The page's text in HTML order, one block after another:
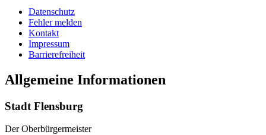
Datenschutz
Fehler melden
Kontakt
Impressum
Barrierefreiheit
Allgemeine Informationen
Stadt Flensburg
Der Oberbürgermeister